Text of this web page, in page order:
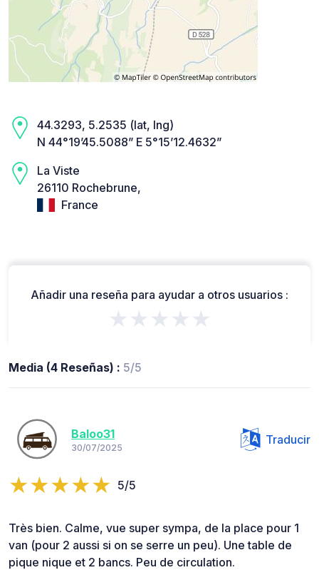
44.3293, 5.2535 (lat, lng)
N 44°19’45.5088” E 5°15’12.4632”
La Viste
26110 Rochebrune,
France
Añadir una reseña para ayudar a otros usuarios :
★★★★★
Media (4 Reseñas) : 5/5
Baloo31
30/07/2025
Traducir
5/5
Très bien. Calme, vue super sympa, de la place pour 1
van (pour 2 aussi si on se serre un peu). Une table de
pique nique et 2 bancs. Peu de circulation.